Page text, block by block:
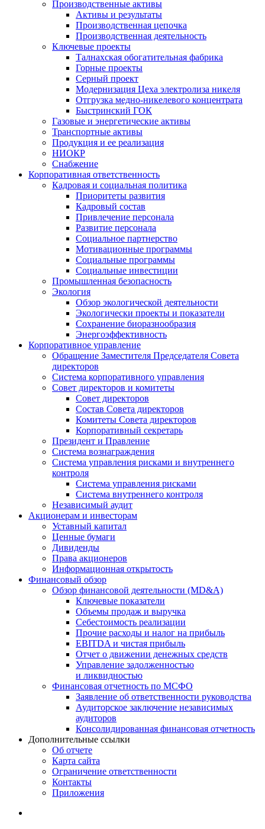
Производственные активы
Активы и результаты
Производственная цепочка
Производственная деятельность
Ключевые проекты
Талнахская обогатительная фабрика
Горные проекты
Серный проект
Модернизация Цеха электролиза никеля
Отгрузка медно-никелевого концентрата
Быстринский ГОК
Газовые и энергетические активы
Транспортные активы
Продукция и ее реализация
НИОКР
Снабжение
Корпоративная ответственность
Кадровая и социальная политика
Приоритеты развития
Кадровый состав
Привлечение персонала
Развитие персонала
Социальное партнерство
Мотивационные программы
Социальные программы
Социальные инвестиции
Промышленная безопасность
Экология
Обзор экологической деятельности
Экологически проекты и показатели
Сохранение биоразнообразия
Энергоэффективность
Корпоративное управление
Обращение Заместителя Председателя Совета
директоров
Система корпоративного управления
Совет директоров и комитеты
Совет директоров
Состав Совета директоров
Комитеты Совета директоров
Корпоративный секретарь
Президент и Правление
Система вознаграждения
Система управления рисками и внутреннего
контроля
Система управления рисками
Система внутреннего контроля
Независимый аудит
Акционерам и инвесторам
Уставный капитал
Ценные бумаги
Дивиденды
Права акционеров
Информационная открытость
Финансовый обзор
Обзор финансовой деятельности (MD&A)
Ключевые показатели
Объемы продаж и выручка
Себестоимость реализации
Прочие расходы и налог на прибыль
EBITDA и чистая прибыль
Отчет о движении денежных средств
Управление задолженностью
и ликвидностью
Финансовая отчетность по МСФО
Заявление об ответственности руководства
Аудиторское заключение независимых
аудиторов
Консолидированная финансовая отчетность
Дополнительные ссылки
Об отчете
Карта сайта
Ограничение ответственности
Контакты
Приложения